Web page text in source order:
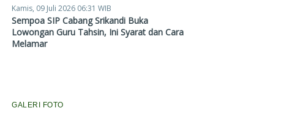
Kamis, 09 Juli 2026 06:31 WIB
Sempoa SIP Cabang Srikandi Buka
Lowongan Guru Tahsin, Ini Syarat dan Cara
Melamar
GALERI FOTO